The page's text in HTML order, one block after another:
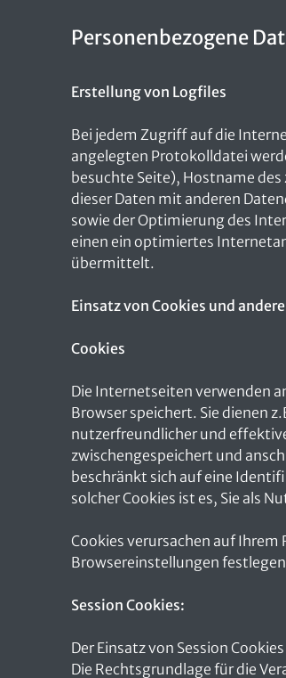
Personenbezogene
Erstellung von Logfiles
Bei jedem Zugriff auf die
angelegten Protokolldatei
besuchte Seite), Hostname
dieser Daten mit anderen
sowie der Optimierung des
einen ein optimiertes
übermittelt.
Einsatz von Cookies und
Cookies
Die Internetseiten verwenden
Browser speichert. Sie dienen
nutzerfreundlicher und
zwischengespeichert und
beschränkt sich auf eine
solcher Cookies ist es, Sie als
Cookies verursachen auf Ihrem
Browsereinstellungen
Session Cookies:
Der Einsatz von Session
Die Rechtsgrundlage für die